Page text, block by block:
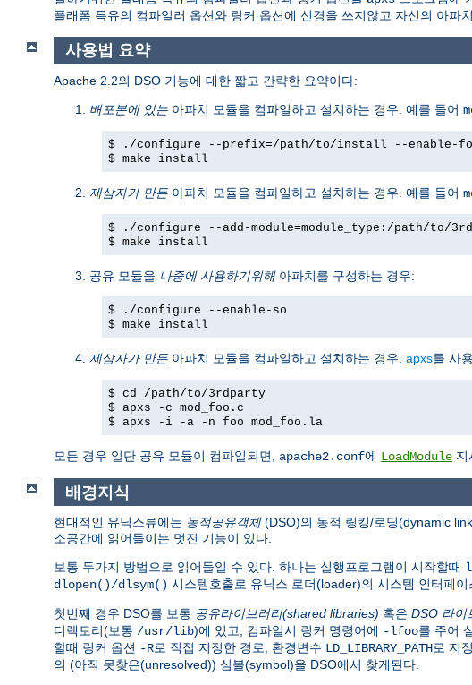
플래폼 특유의 컴파일러 옵션와 링커 옵션에 신경을 쓰지않고 자신의 아파
사용법 요약
Apache 2.2의 DSO 기능에 대한 짧고 간략한 요약이다:
배포본에 있는 아파치 모듈을 컴파일하고 설치하는 경우. 예를 들어
$ ./configure --prefix=/path/to/install --enable-
$ make install
제삼자가 만든 아파치 모듈을 컴파일하고 설치하는 경우. 예를 들어
$ ./configure --add-module=module_type:/path/to/
$ make install
공유 모듈을 나중에 사용하기위해아파치를 구성하는 경우:
$ ./configure --enable-so
$ make install
제삼자가 만든 아파치 모듈을 컴파일하고 설치하는 경우. apxs를 사
$ cd /path/to/3rdparty
$ apxs -c mod_foo.c
$ apxs -i -a -n foo mod_foo.la
모든 경우 일단 공유 모듈이 컴파일되면, apache2.conf에 LoadModule 지
배경지식
현대적인 유닉스류에는 동적공유객체(DSO)의 동적 링킹/로딩(dynamic
소공간에 읽어들이는 멋진 기능이 있다.
보통 두가지 방법으로 읽어들일 수 있다. 하나는 실행프로그램이 시작할때
dlopen()/dlsym() 시스템호출로 유닉스 로더(loader)의 시스템 인터페
첫번째 경우 DSO를 보통 공유라이브러리(shared libraries) 혹은 DSO 라이
디렉토리(보통 /usr/lib)에 있고, 컴파일시 링커 명령어에 -lfoo를 주어
할때 링커 옵션 -R로 직접 지정한 경로, 환경변수 LD_LIBRARY_PATH로 지
의 (아직 못찾은(unresolved)) 심볼(symbol)을 DSO에서 찾게된다.